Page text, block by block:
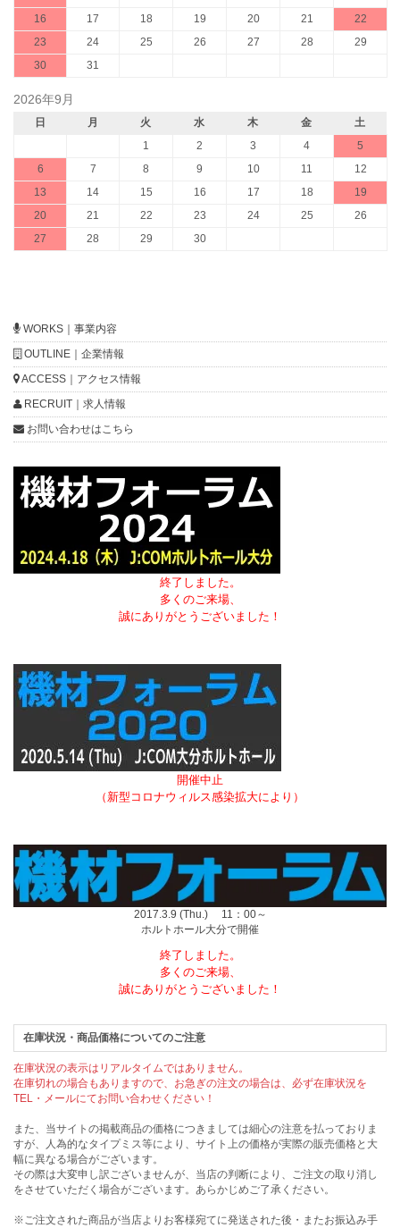
16
17 18 19 20 21
22
23
24 25 26 27 28
29
30
31
2026年9月
日 月 火 水 木 金
土
1
2 3 4
5
6
7 8 9 10 11
12
13
14 15 16 17 18
19
20
21 22 23 24 25
26
27
28 29 30
WORKS｜事業内容
OUTLINE｜企業情報
ACCESS｜アクセス情報
RECRUIT｜求人情報
お問い合わせはこちら
終了しました。
多くのご来場、
誠にありがとうございました！
開催中止
（新型コロナウィルス感染拡大により）
2017.3.9 (Thu.) 11：00～
ホルトホール大分で開催
終了しました。
多くのご来場、
誠にありがとうございました！
在庫状況・商品価格についてのご注意
在庫状況の表示はリアルタイムではありません。
在庫切れの場合もありますので、お急ぎの注文の場合は、必ず在庫状況を
TEL・メールにてお問い合わせください！
また、当サイトの掲載商品の価格につきましては細心の注意を払っておりま
すが、人為的なタイプミス等により、サイト上の価格が実際の販売価格と大
幅に異なる場合がございます。
その際は大変申し訳ございませんが、当店の判断により、ご注文の取り消し
をさせていただく場合がございます。あらかじめご了承ください。
※ご注文された商品が当店よりお客様宛てに発送された後・またお振込み手